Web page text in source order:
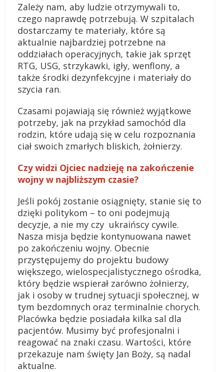
Zależy nam, aby ludzie otrzymywali to,
czego naprawdę potrzebują. W szpitalach
dostarczamy te materiały, które są
aktualnie najbardziej potrzebne na
oddziałach operacyjnych, takie jak sprzęt
RTG, USG, strzykawki, igły, wenflony, a
także środki dezynfekcyjne i materiały do
szycia ran.
Czasami pojawiają się również wyjątkowe
potrzeby, jak na przykład samochód dla
rodzin, które udają się w celu rozpoznania
ciał swoich zmarłych bliskich, żołnierzy.
Czy widzi Ojciec nadzieję na zakończenie
wojny w najbliższym czasie?
Jeśli pokój zostanie osiągnięty, stanie się to
dzięki politykom – to oni podejmują
decyzje, a nie my czy ukraińscy cywile.
Nasza misja będzie kontynuowana nawet
po zakończeniu wojny. Obecnie
przystępujemy do projektu budowy
większego, wielospecjalistycznego ośrodka,
który będzie wspierał zarówno żołnierzy,
jak i osoby w trudnej sytuacji społecznej, w
tym bezdomnych oraz terminalnie chorych.
Placówka będzie posiadała kilka sal dla
pacjentów. Musimy być profesjonalni i
reagować na znaki czasu. Wartości, które
przekazuje nam święty Jan Boży, są nadal
aktualne.